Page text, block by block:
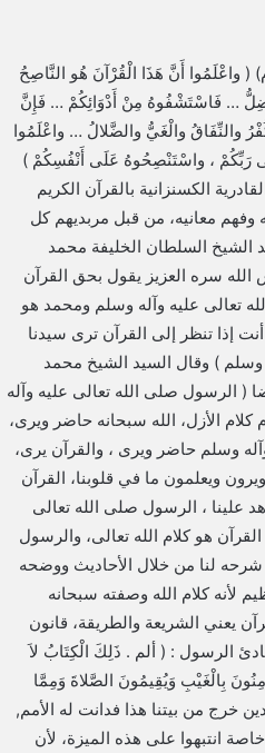
( واعْلَمُوا أَنَّ هَذَا الْقُرْآنَ هُو النَّاصِحُ
… فَاسْتَشْفُوهُ مِنْ أَدْوَائِكُمْ … فَإِنَّ
والنِّفَاقُ والْغَيُّ والضَّلالُ … واعْلَمُوا
رَبِّكُمْ ، واسْتَنْصِحُوهُ عَلَى أَنْفُسِكُمْ )
الكسنزانية بالقرآن الكريم
وفهم معانيه، من قبل مربديهم كل
السلطان الخليفة محمد
سره العزيز يقول بحق القرآن
تعالى عليه وآله وسلم ومحمد هو
إذا تنظر إلى القرآن ترى سيدنا
وسلم ) وقال السيد الشيخ محمد
الرسول صلى الله تعالى عليه وآله
كلام الأزل، الله سبحانه حاضر ويرى،
وسلم حاضر ويرى ، والقرآن يرى،
ويعلمون ما في قلوبنا، القرآن
علينا ، الرسول صلى الله تعالى
هو كلام الله تعالى، والرسول
لنا من خلال الأحاديث ووضحه
لأنه كلام الله وصفته سبحانه
يعني الشريعة والطريقة، قانون
الرسول : ( ألم . ذَلِكَ الْكِتَابُ لاَ
بِالْغَيْبِ وَيُقِيمُونَ الصَّلاةَ وَمِمَّا
خرج من بيتنا هذا فدانت له الأمم,
انتبهوا على هذه الميزة، لأن